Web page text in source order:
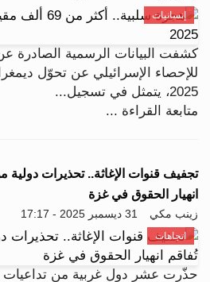
إنسانيات
كشفت البيانات الرسمية الصادرة
للإحصاء الإسرائيلي عن تحوّل
2025، يتمثل في تسجيل...
متابعة القراءة ...
تجفيف قنوات الإغاثة.. تحذيرات دولية
انهيار الحقوق في غزة
زينب مكي 31 ديسمبر 2025 - 17:17
اتجاهات
حذّرت عشر دول غربية من تداعيات